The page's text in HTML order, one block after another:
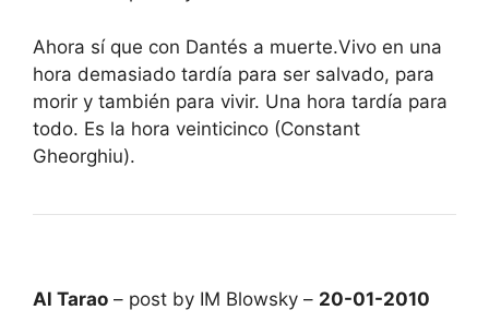
Ahora sí que con Dantés a muerte.Vivo en una
hora demasiado tardía para ser salvado, para
morir y también para vivir. Una hora tardía para
todo. Es la hora veinticinco (Constant
Gheorghiu).
Al Tarao – post by IM Blowsky – 20-01-2010